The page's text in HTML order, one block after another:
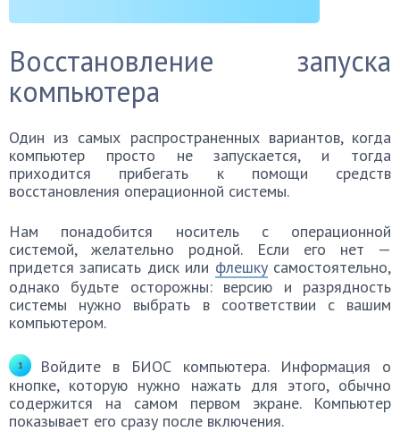
Восстановление запуска
компьютера
Один из самых распространенных вариантов, когда
компьютер просто не запускается, и тогда
приходится прибегать к помощи средств
восстановления операционной системы.
Нам понадобится носитель с операционной
системой, желательно родной. Если его нет —
придется записать диск или флешкусамостоятельно,
однако будьте осторожны: версию и разрядность
системы нужно выбрать в соответствии с вашим
компьютером.
Войдите в БИОС компьютера. Информация о
кнопке, которую нужно нажать для этого, обычно
содержится на самом первом экране. Компьютер
показывает его сразу после включения.